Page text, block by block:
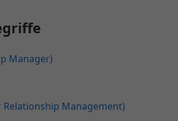
Manager)
Relationship Management)